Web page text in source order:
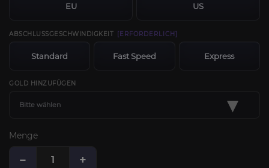
EU US
ABSCHLUSSGESCHWINDIGKEIT [ERFORDERLICH]
Standard Fast Speed Express
GOLD HINZUFÜGEN
Bitte wählen ▾
Menge
− +